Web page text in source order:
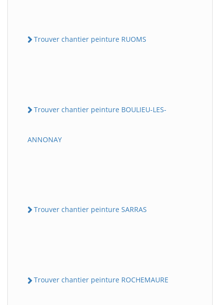
Trouver chantier peinture RUOMS
Trouver chantier peinture BOULIEU-LES-
ANNONAY
Trouver chantier peinture SARRAS
Trouver chantier peinture ROCHEMAURE